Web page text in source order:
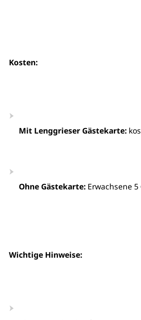
Kosten:
Mit Lenggrieser Gästekarte:
Ohne Gästekarte:Erwachsene
Wichtige Hinweise: